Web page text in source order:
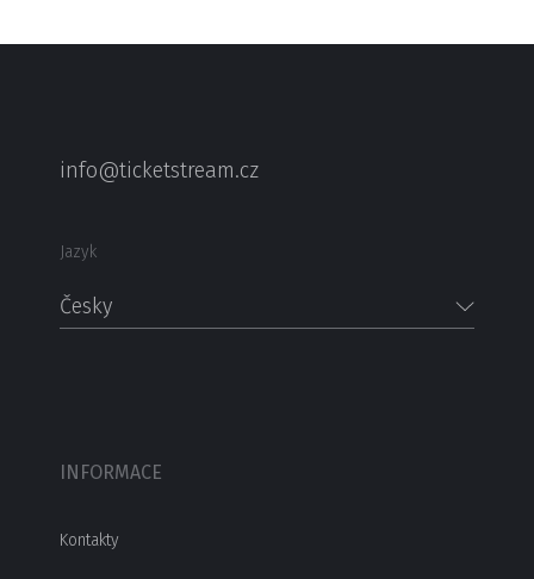
info@ticketstream.cz
Jazyk
Česky
INFORMACE
Kontakty